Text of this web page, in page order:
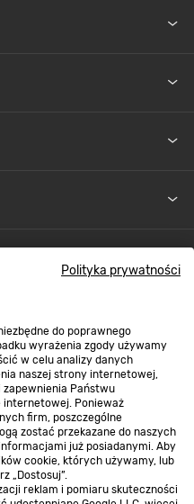
Polityka prywatności
do poprawnego
wyrażenia zgody używamy
w celu analizy danych
naszej strony internetowej,
Państwu
internetowej. Ponieważ
firm, poszczególne
zostać przekazane do naszych
już posiadanymi. Aby
cookie, których używamy, lub
„Dostosuj”.
reklam i pomiaru skuteczności